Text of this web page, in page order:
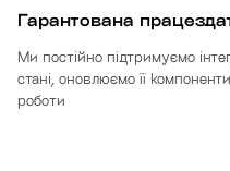
Гарантована
Ми постійно підтримуємо
стані, оновлюємо її
роботи